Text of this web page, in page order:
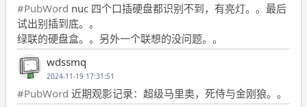
#PubWord nuc 四个口插硬盘都识别不到，有亮灯。。最后
试出别插到底。。
绿联的硬盘盒。。另外一个联想的没问题。。
wdssmq
2024-11-19 17:31:51
#PubWord 近期观影记录：超级马里奥，死侍与金刚狼。。